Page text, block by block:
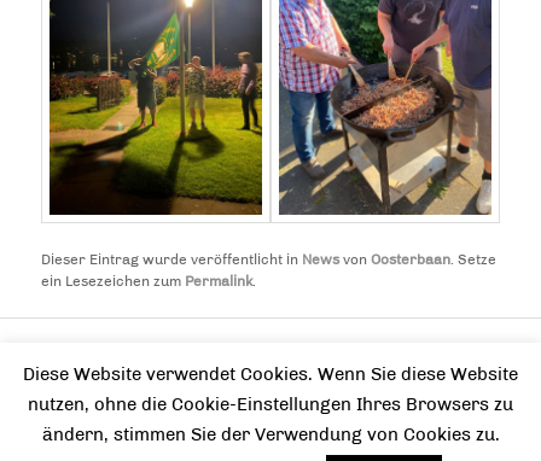
Dieser Eintrag wurde veröffentlicht in NewsvonOosterbaan . Setze
ein Lesezeichen zum Permalink.
Diese Website verwendet Cookies. Wenn Sie diese Website
nutzen, ohne die Cookie-Einstellungen Ihres Browsers zu
ändern, stimmen Sie der Verwendung von Cookies zu.